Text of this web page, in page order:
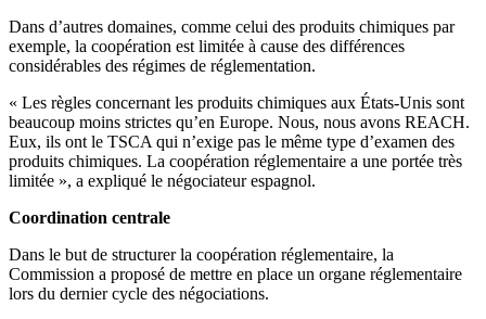
Dans d’autres domaines, comme celui des produits chimiques par
exemple, la coopération est limitée à cause des différences
considérables des régimes de réglementation.
« Les règles concernant les produits chimiques aux États-Unis sont
beaucoup moins strictes qu’en Europe. Nous, nous avons REACH.
Eux, ils ont le TSCA qui n’exige pas le même type d’examen des
produits chimiques. La coopération réglementaire a une portée très
limitée », a expliqué le négociateur espagnol.
Coordination centrale
Dans le but de structurer la coopération réglementaire, la
Commission a proposé de mettre en place un organe réglementaire
lors du dernier cycle des négociations.